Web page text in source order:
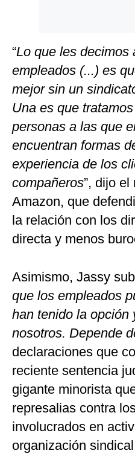
“Lo que les decimos
empleados (...) es
mejor sin un
Una es que
personas a las que
encuentran formas
experiencia de los
compañeros”, dijo
Amazon, que
la relación con los
directa y menos
Asimismo, Jassy
que los empleados
han tenido la opción
nosotros. Depende
declaraciones que
reciente sentencia
gigante minorista
represalias contra
involucrados en
organización